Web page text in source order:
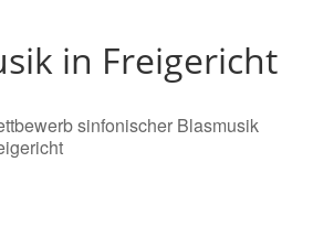
in Freigericht